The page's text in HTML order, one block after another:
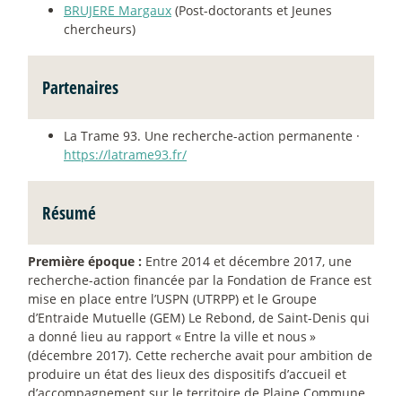
BRUJERE Margaux (Post-doctorants et Jeunes
chercheurs)
Partenaires
La Trame 93. Une recherche-action permanente ·
https://latrame93.fr/
Résumé
Première époque : Entre 2014 et décembre 2017, une
recherche-action financée par la Fondation de France est
mise en place entre l’USPN (UTRPP) et le Groupe
d’Entraide Mutuelle (GEM) Le Rebond, de Saint-Denis qui
a donné lieu au rapport « Entre la ville et nous »
(décembre 2017). Cette recherche avait pour ambition de
produire un état des lieux des dispositifs d’accueil et